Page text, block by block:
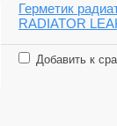
Герметик
RADIATOR
Добавить к